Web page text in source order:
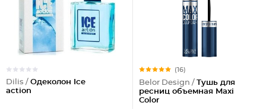
Dilis / Одеколон Ice
action
(16)
Belor Design / Тушь для
ресниц объемная Maxi
Color